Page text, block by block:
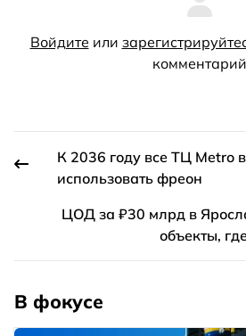
Войдите или
комментарий
К 2036 году все ТЦ Metro
использовать фреон
ЦОД за ₽30 млрд в
объекты,
В фокусе